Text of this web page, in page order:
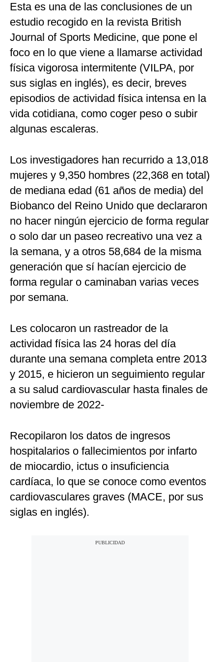
Esta es una de las conclusiones de un
estudio recogido en la revista British
Journal of Sports Medicine, que pone el
foco en lo que viene a llamarse actividad
física vigorosa intermitente (VILPA, por
sus siglas en inglés), es decir, breves
episodios de actividad física intensa en la
vida cotidiana, como coger peso o subir
algunas escaleras.
Los investigadores han recurrido a 13,018
mujeres y 9,350 hombres (22,368 en total)
de mediana edad (61 años de media) del
Biobanco del Reino Unido que declararon
no hacer ningún ejercicio de forma regular
o solo dar un paseo recreativo una vez a
la semana, y a otros 58,684 de la misma
generación que sí hacían ejercicio de
forma regular o caminaban varias veces
por semana.
Les colocaron un rastreador de la
actividad física las 24 horas del día
durante una semana completa entre 2013
y 2015, e hicieron un seguimiento regular
a su salud cardiovascular hasta finales de
noviembre de 2022-
Recopilaron los datos de ingresos
hospitalarios o fallecimientos por infarto
de miocardio, ictus o insuficiencia
cardíaca, lo que se conoce como eventos
cardiovasculares graves (MACE, por sus
siglas en inglés).